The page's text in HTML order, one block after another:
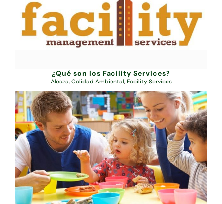
¿Qué son los Facility Services?
Alesza,Calidad Ambiental,Facility Services